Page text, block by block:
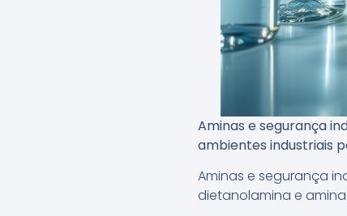
Aminas e segurança
ambientes industriais
Aminas e segurança
dietanolamina e